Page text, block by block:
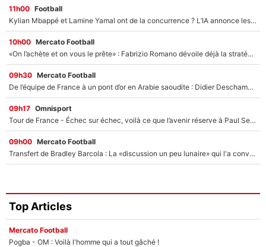
11h00 Football
Kylian Mbappé et Lamine Yamal ont de la concurrence ? L’IA annonce les 5 joueurs qui vont dominer le football dans les années à venir !
10h00 Mercato Football
«On l’achète et on vous le prête» : Fabrizio Romano dévoile déjà la stratégie du PSG avec le transfert de Zion Suzuki !
09h30 Mercato Football
De l’équipe de France à un pont d’or en Arabie saoudite : Didier Deschamps a donné sa réponse !
09h17 Omnisport
Tour de France - Échec sur échec, voilà ce que l’avenir réserve à Paul Seixas : «Tant qu’il y aura un Pogacar comme celui-là...»
09h00 Mercato Football
Transfert de Bradley Barcola : La «discussion un peu lunaire» qui l'a convaincu de quitter le PSG, son entourage est pointé du doigt
Top Articles
Mercato Football
Pogba - OM : Voilà l'homme qui a tout gâché !